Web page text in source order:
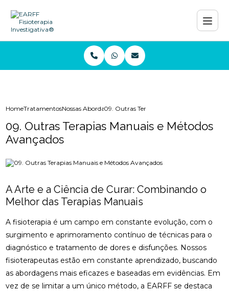
HomeTratamentosNossas Abordagens e Técnicas09. Outras Terapias Manuais e Métodos
09. Outras Terapias Manuais e Métodos
Avançados
A Arte e a Ciência de Curar: Combinando o
Melhor das Terapias Manuais
A fisioterapia é um campo em constante evolução, com o
surgimento e aprimoramento contínuo de técnicas para o
diagnóstico e tratamento de dores e disfunções. Nossos
fisioterapeutas estão em constante aprendizado, buscando
as abordagens mais eficazes e baseadas em evidências. Em
vez de se limitar a um único método, a EARFF se destaca